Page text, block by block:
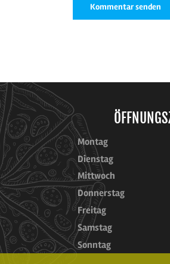
Montag
Dienstag
Mittwoch
Donnerstag
Freitag
Samstag
Sonntag